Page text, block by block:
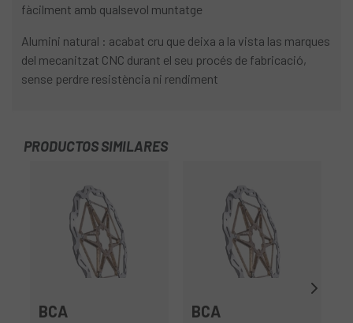
fàcilment amb qualsevol muntatge
Alumini natural : acabat cru que deixa a la vista las marques
del mecanitzat CNC durant el seu procés de fabricació,
sense perdre resistència ni rendiment
PRODUCTOS SIMILARES
BCA BCA